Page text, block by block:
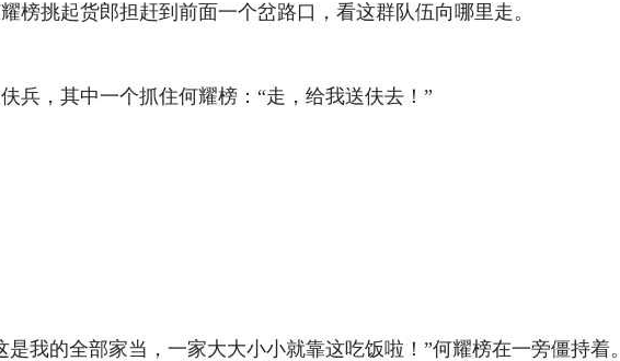
榜挑起货郎担赶到前面一个岔路口，看这群队伍向哪里走。
，其中一个抓住何耀榜：“走，给我送伕去！”
的全部家当，一家大大小小就靠这吃饭啦！”何耀榜在一旁僵持着。